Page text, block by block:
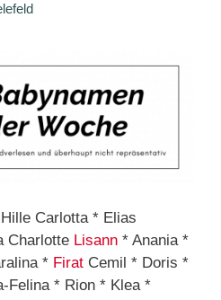
Carlotta * Elias
Charlotte Lisann * Anania *
* Firat Cemil * Doris *
Felina * Rion * Klea *